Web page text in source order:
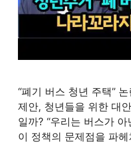
“폐기 버스 청년 주택”
제안, 청년들을 위한 대
일까? “우리는 버스가
이 정책의 문제점을 파